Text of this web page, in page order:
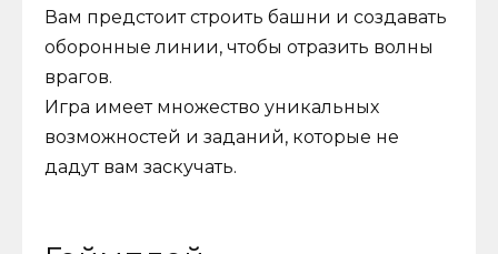
Вам предстоит строить башни и создавать
оборонные линии, чтобы отразить волны
врагов.
Игра имеет множество уникальных
возможностей и заданий, которые не
дадут вам заскучать.